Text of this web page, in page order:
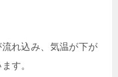
れ込み、気温が下が
す。